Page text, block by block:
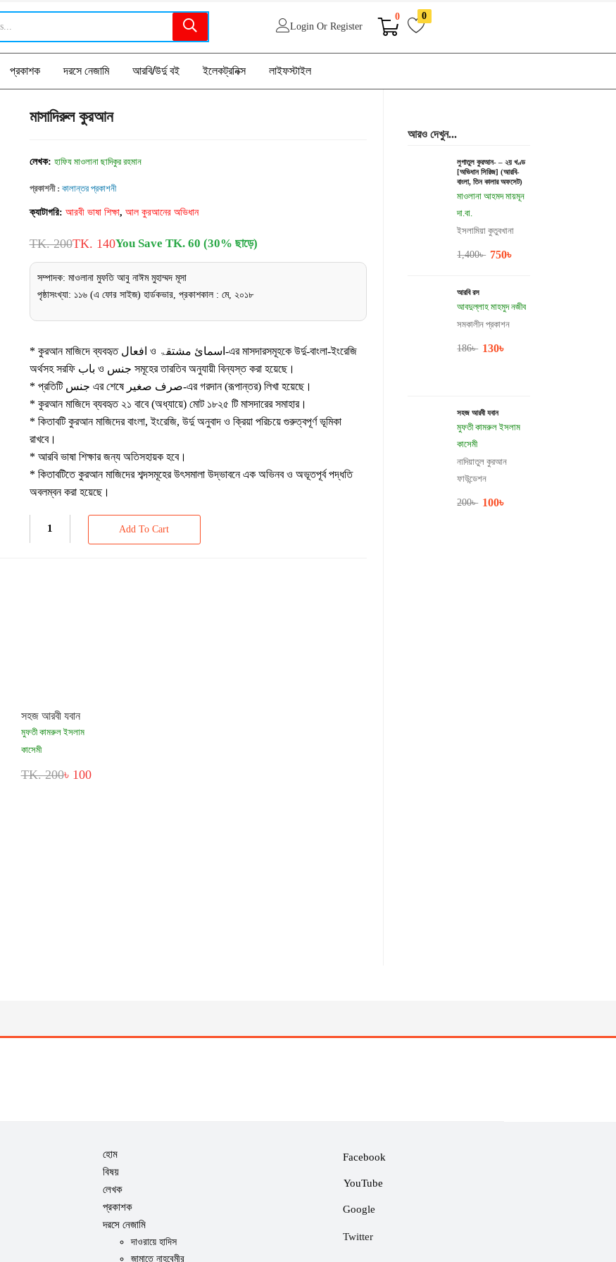
Login Or Register
0 0
প্রকাশক দরসে নেজামি আরবি/উর্দু বই ইলেকট্রনিক্স লাইফস্টাইল
আরও দেখুন...
লুগাতুল কুরআন- – ২য় খণ্ড
[অভিধান ‍সিরিজ] (আরবি-
বাংলা, তিন কালার অফসেট)
মাওলানা আহমদ মায়মূন
দা.বা.
ইসলামিয়া কুতুবখানা
1,400৳ 750৳
আরবি রস
আবদুল্লাহ মাহমুদ নজীব
সমকালীন প্রকাশন
186৳ 130৳
সহজ আরবী যবান
মুফতী কামরুল ইসলাম
কাসেমী
নাদিয়াতুল কুরআন
ফাউন্ডেশন
200৳ 100৳
মাসাদিরুল কুরআন
লেখক: হাফিয মাওলানা ছাদিকুর রহমান
প্রকাশনী : কালান্তর প্রকাশনী
ক্যাটাগরি: আরবী ভাষা শিক্ষা, আল কুরআনের অভিধান
TK. 200TK. 140You Save TK. 60 (30% ছাড়ে)
সম্পাদক: মাওলানা মুফতি আবু নাঈম মুহাম্মদ মূসা
পৃষ্ঠাসংখ্যা: ১১৬ (এ ফোর সাইজ) হার্ডকভার, প্রকাশকাল : মে, ২০১৮
* কুরআন মাজিদে ব্যবহৃত افعال ও اسمائ مشتقۃ-এর মাসদারসমূহকে উর্দু-বাংলা-ইংরেজি
অর্থসহ সরফি باب ও جنس সমূহের তারতিব অনুযায়ী বিন্যস্ত করা হয়েছে।
* প্রতিটি جنس এর শেষে صرف صغیر-এর গরদান (রূপান্তর) লিখা হয়েছে।
* কুরআন মাজিদে ব্যবহৃত ২১ বাবে (অধ্যায়ে) মোট ১৮২৫ টি মাসদারের সমাহার।
* কিতাবটি কুরআন মাজিদের বাংলা, ইংরেজি, উর্দু অনুবাদ ও ক্রিয়া পরিচয়ে গুরুত্বপূর্ণ ভূমিকা
রাখবে।
* আরবি ভাষা শিক্ষার জন্য অতিসহায়ক হবে।
* কিতাবটিতে কুরআন মাজিদের শব্দসমূহের উৎসমালা উদ্ভাবনে এক অভিনব ও অভূতপূর্ব পদ্ধতি
অবলম্বন করা হয়েছে।
Add To Cart
সহজ আরবী যবান
মুফতী কামরুল ইসলাম
কাসেমী
TK. 200৳ 100
হোম
বিষয়
লেখক
প্রকাশক
দরসে নেজামি
দাওরায়ে হাদিস
জামাতে নাহবেমীর
Facebook
YouTube
Google
Twitter